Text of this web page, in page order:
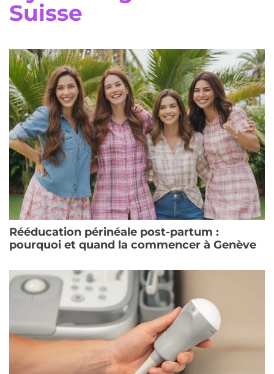
Suisse
Rééducation périnéale post-partum :
pourquoi et quand la commencer à Genève